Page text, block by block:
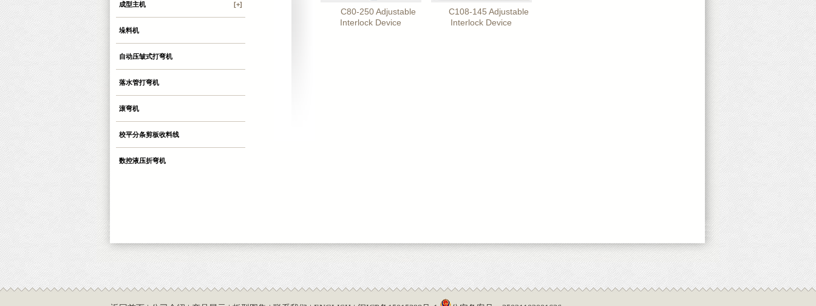
成型主机 [+]
垛料机
自动压皱式打弯机
落水管打弯机
滚弯机
校平分条剪板收料线
数控液压折弯机
C80-250 Adjustable
Interlock Device
C108-145 Adjustable
Interlock Device